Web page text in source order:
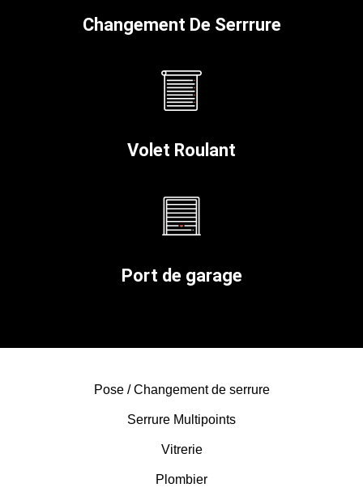
Changement De Serrrure
Volet Roulant
Port de garage
Pose / Changement de serrure
Serrure Multipoints
Vitrerie
Plombier